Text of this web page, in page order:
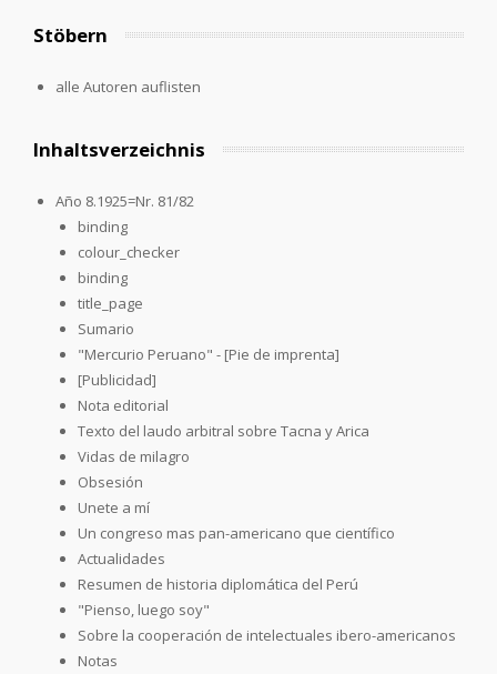
Stöbern
alle Autoren auflisten
Inhaltsverzeichnis
Año 8.1925=Nr. 81/82
binding
colour_checker
binding
title_page
Sumario
"Mercurio Peruano" - [Pie de imprenta]
[Publicidad]
Nota editorial
Texto del laudo arbitral sobre Tacna y Arica
Vidas de milagro
Obsesión
Unete a mí
Un congreso mas pan-americano que científico
Actualidades
Resumen de historia diplomática del Perú
"Pienso, luego soy"
Sobre la cooperación de intelectuales ibero-americanos
Notas